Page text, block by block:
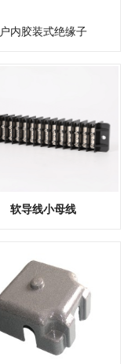
户内胶装式绝缘子
软导线小母线